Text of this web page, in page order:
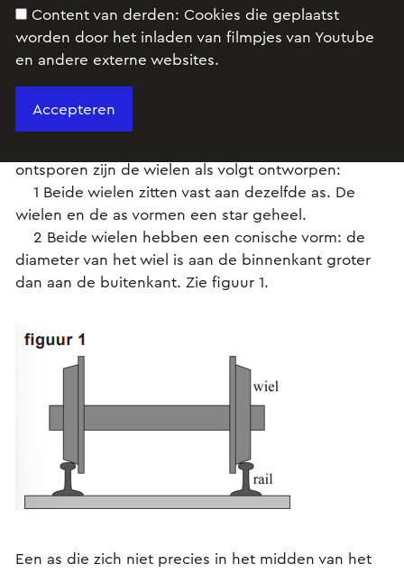
spoor rijden. Er is ruimte tussen de wielen en het
ontsporen zijn de wielen als volgt ontworpen:
1 Beide wielen zitten vast aan dezelfde as. De
wielen en de as vormen een star geheel.
2 Beide wielen hebben een conische vorm: de
diameter van het wiel is aan de binnenkant groter
dan aan de buitenkant. Zie figuur 1.
Een as die zich niet precies in het midden van het
Content van derden: Cookies die geplaatst
worden door het inladen van filmpjes van Youtube
en andere externe websites.